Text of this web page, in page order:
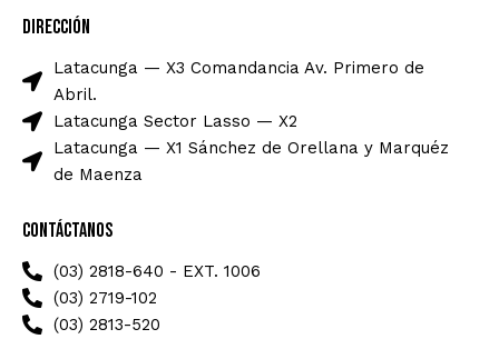
Dirección
Latacunga — X3 Comandancia Av. Primero de
Abril.
Latacunga Sector Lasso — X2
Latacunga — X1 Sánchez de Orellana y Marquéz
de Maenza
Contáctanos
(03) 2818-640 - EXT. 1006
(03) 2719-102
(03) 2813-520